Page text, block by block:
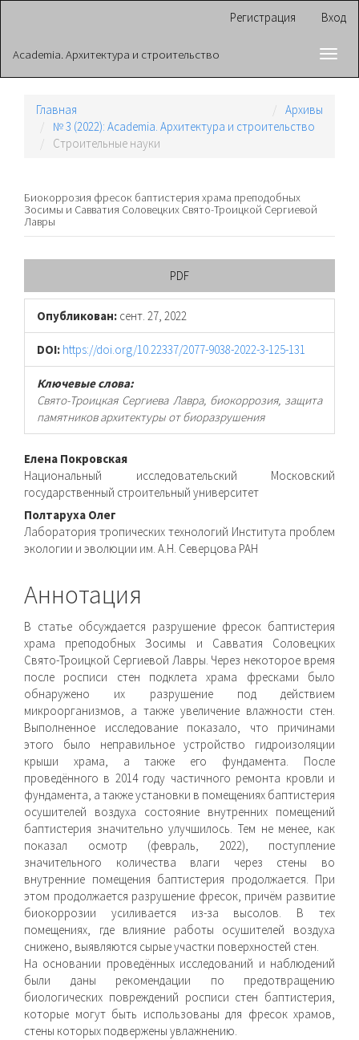
Основное
содержимое
панель
Регистрация Вход
Academia. Архитектура и строительство
Главная
Архивы
№ 3 (2022): Academia. Архитектура и строительство
Cтроительные науки
Биокоррозия фресок баптистерия храма преподобных
Зосимы и Савватия Соловецких Свято-Троицкой Сергиевой
Лавры
панель
статьи
PDF
Опубликован: сент. 27, 2022
DOI: https://doi.org/10.22337/2077-9038-2022-3-125-131
Ключевые слова:
Свято-Троицкая Сергиева Лавра, биокоррозия, защита
памятников архитектуры от биоразрушения
Основное
содержимое
статьи
Елена Покровская
Национальный исследовательский Московский
государственный строительный университет
Полтаруха Олег
Лаборатория тропических технологий Института проблем
экологии и эволюции им. А.Н. Северцова РАН
Аннотация
В статье обсуждается разрушение фресок баптистерия
храма преподобных Зосимы и Савватия Соловецких
Свято-Троицкой Сергиевой Лавры. Через некоторое время
после росписи стен подклета храма фресками было
обнаружено их разрушение под действием
микроорганизмов, а также увеличение влажности стен.
Выполненное исследование показало, что причинами
этого было неправильное устройство гидроизоляции
крыши храма, а также его фундамента. После
проведённого в 2014 году частичного ремонта кровли и
фундамента, а также установки в помещениях баптистерия
осушителей воздуха состояние внутренних помещений
баптистерия значительно улучшилось. Тем не менее, как
показал осмотр (февраль, 2022), поступление
значительного количества влаги через стены во
внутренние помещения баптистерия продолжается. При
этом продолжается разрушение фресок, причём развитие
биокоррозии усиливается из-за высолов. В тех
помещениях, где влияние работы осушителей воздуха
снижено, выявляются сырые участки поверхностей стен.
На основании проведённых исследований и наблюдений
были даны рекомендации по предотвращению
биологических повреждений росписи стен баптистерия,
которые могут быть использованы для фресок храмов,
стены которых подвержены увлажнению.